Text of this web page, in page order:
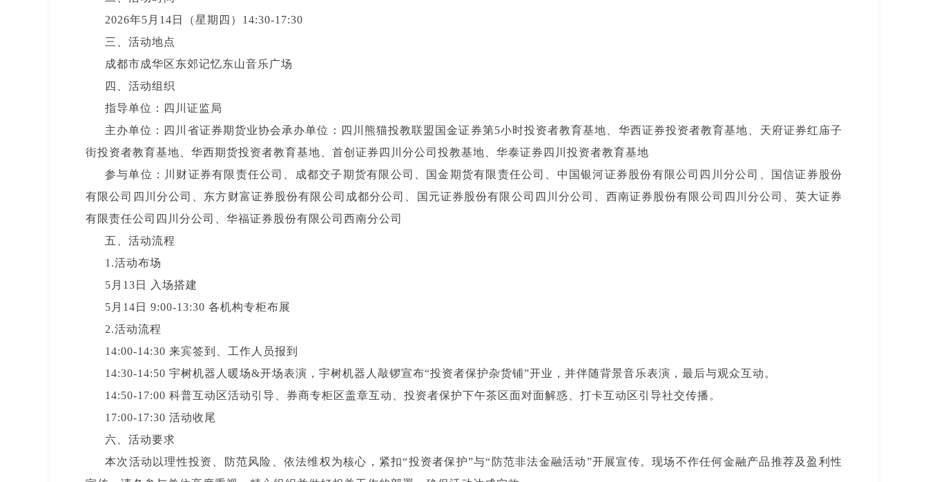
2026年5月14日（星期四）14:30-17:30
三、活动地点
成都市成华区东郊记忆东山音乐广场
四、活动组织
指导单位：四川证监局
主办单位：四川省证券期货业协会承办单位：四川熊猫投教联盟国金证券第5小时投资者教育基地、华西证券投资者教育基地、天府证券红庙子
街投资者教育基地、华西期货投资者教育基地、首创证券四川分公司投教基地、华泰证券四川投资者教育基地
参与单位：川财证券有限责任公司、成都交子期货有限公司、国金期货有限责任公司、中国银河证券股份有限公司四川分公司、国信证券股份
有限公司四川分公司、东方财富证券股份有限公司成都分公司、国元证券股份有限公司四川分公司、西南证券股份有限公司四川分公司、英大证券
有限责任公司四川分公司、华福证券股份有限公司西南分公司
五、活动流程
1.活动布场
5月13日 入场搭建
5月14日 9:00-13:30 各机构专柜布展
2.活动流程
14:00-14:30 来宾签到、工作人员报到
14:30-14:50 宇树机器人暖场&开场表演，宇树机器人敲锣宣布“投资者保护杂货铺”开业，并伴随背景音乐表演，最后与观众互动。
14:50-17:00 科普互动区活动引导、券商专柜区盖章互动、投资者保护下午茶区面对面解惑、打卡互动区引导社交传播。
17:00-17:30 活动收尾
六、活动要求
本次活动以理性投资、防范风险、依法维权为核心，紧扣“投资者保护”与“防范非法金融活动”开展宣传。现场不作任何金融产品推荐及盈利性